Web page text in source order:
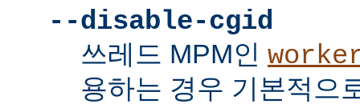
--disable-cgid
쓰레드 MPM인
용하는 경우 기본적으